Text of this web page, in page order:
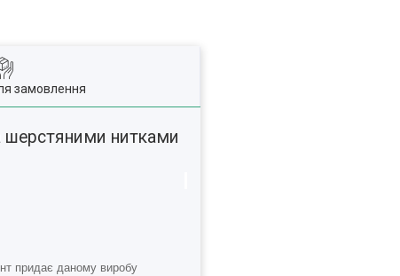
замовлення
шерстяними нитками
придає даному виробу